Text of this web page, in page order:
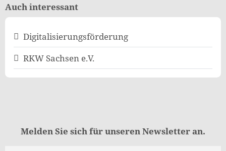
Auch interessant
Digitalisierungsförderung
RKW Sachsen e.V.
Melden Sie sich für unseren Newsletter an.